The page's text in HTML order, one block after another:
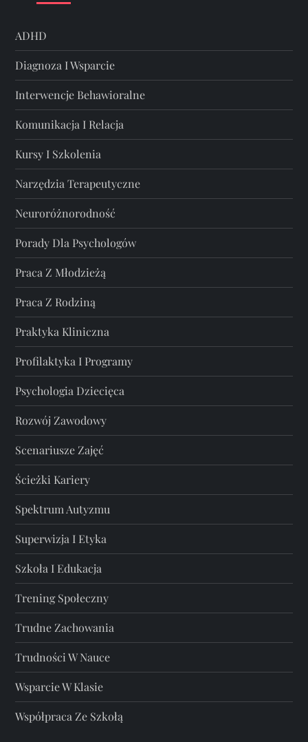
ADHD
Diagnoza I Wsparcie
Interwencje Behawioralne
Komunikacja I Relacja
Kursy I Szkolenia
Narzędzia Terapeutyczne
Neuroróżnorodność
Porady Dla Psychologów
Praca Z Młodzieżą
Praca Z Rodziną
Praktyka Kliniczna
Profilaktyka I Programy
Psychologia Dziecięca
Rozwój Zawodowy
Scenariusze Zajęć
Ścieżki Kariery
Spektrum Autyzmu
Superwizja I Etyka
Szkoła I Edukacja
Trening Społeczny
Trudne Zachowania
Trudności W Nauce
Wsparcie W Klasie
Współpraca Ze Szkołą